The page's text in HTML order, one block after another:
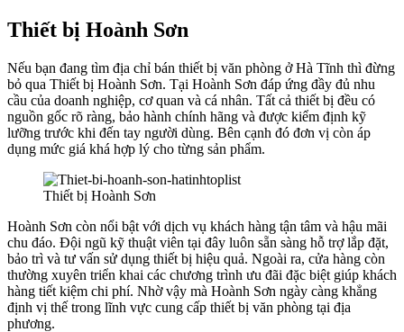
Thiết bị Hoành Sơn
Nếu bạn đang tìm địa chỉ bán thiết bị văn phòng ở Hà Tĩnh thì đừng
bỏ qua Thiết bị Hoành Sơn. Tại Hoành Sơn đáp ứng đầy đủ nhu
cầu của doanh nghiệp, cơ quan và cá nhân. Tất cả thiết bị đều có
nguồn gốc rõ ràng, bảo hành chính hãng và được kiểm định kỹ
lưỡng trước khi đến tay người dùng. Bên cạnh đó đơn vị còn áp
dụng mức giá khá hợp lý cho từng sản phẩm.
Thiết bị Hoành Sơn
Hoành Sơn còn nổi bật với dịch vụ khách hàng tận tâm và hậu mãi
chu đáo. Đội ngũ kỹ thuật viên tại đây luôn sẵn sàng hỗ trợ lắp đặt,
bảo trì và tư vấn sử dụng thiết bị hiệu quả. Ngoài ra, cửa hàng còn
thường xuyên triển khai các chương trình ưu đãi đặc biệt giúp khách
hàng tiết kiệm chi phí. Nhờ vậy mà Hoành Sơn ngày càng khẳng
định vị thế trong lĩnh vực cung cấp thiết bị văn phòng tại địa
phương.